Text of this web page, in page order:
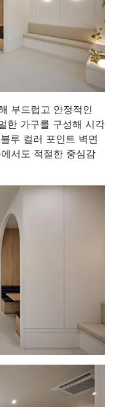
부드럽고 안정적인
한 가구를 구성해 시각
루 컬러 포인트 벽면
서도 적절한 중심감